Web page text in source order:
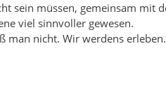
sein müssen, gemeinsam mit
viel sinnvoller gewesen.
man nicht. Wir werdens erleben.